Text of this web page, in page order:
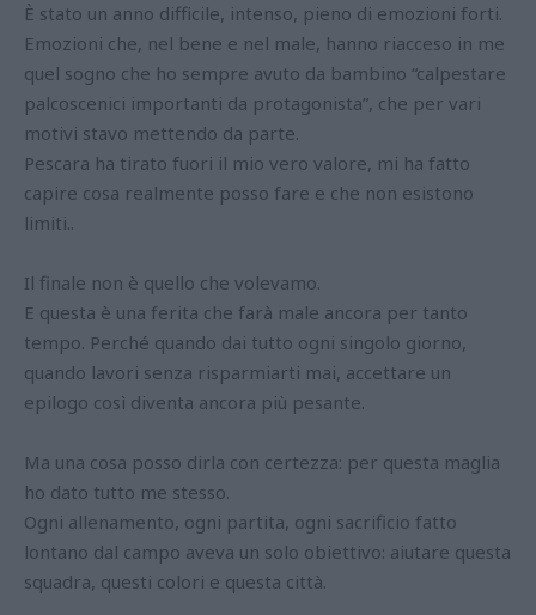
È stato un anno difficile, intenso, pieno di emozioni forti.
Emozioni che, nel bene e nel male, hanno riacceso in me
quel sogno che ho sempre avuto da bambino “calpestare
palcoscenici importanti da protagonista”, che per vari
motivi stavo mettendo da parte.
Pescara ha tirato fuori il mio vero valore, mi ha fatto
capire cosa realmente posso fare e che non esistono
limiti..
Il finale non è quello che volevamo.
E questa è una ferita che farà male ancora per tanto
tempo. Perché quando dai tutto ogni singolo giorno,
quando lavori senza risparmiarti mai, accettare un
epilogo così diventa ancora più pesante.
Ma una cosa posso dirla con certezza: per questa maglia
ho dato tutto me stesso.
Ogni allenamento, ogni partita, ogni sacrificio fatto
lontano dal campo aveva un solo obiettivo: aiutare questa
squadra, questi colori e questa città.